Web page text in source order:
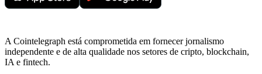
A Cointelegraph está comprometida em fornecer jornalismo
independente e de alta qualidade nos setores de cripto, blockchain,
IA e fintech.